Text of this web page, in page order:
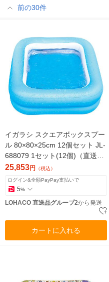
前の30件
イガラシ スクエアボックスプー
ル 80×80×25cm 12個セット JL-
688079 1セット(12個)（直送
品）
25,853円 （税込）
ログイン&全額PayPay支払いで
5%
LOHACO 直送品グループ2から発送
カートに入れる